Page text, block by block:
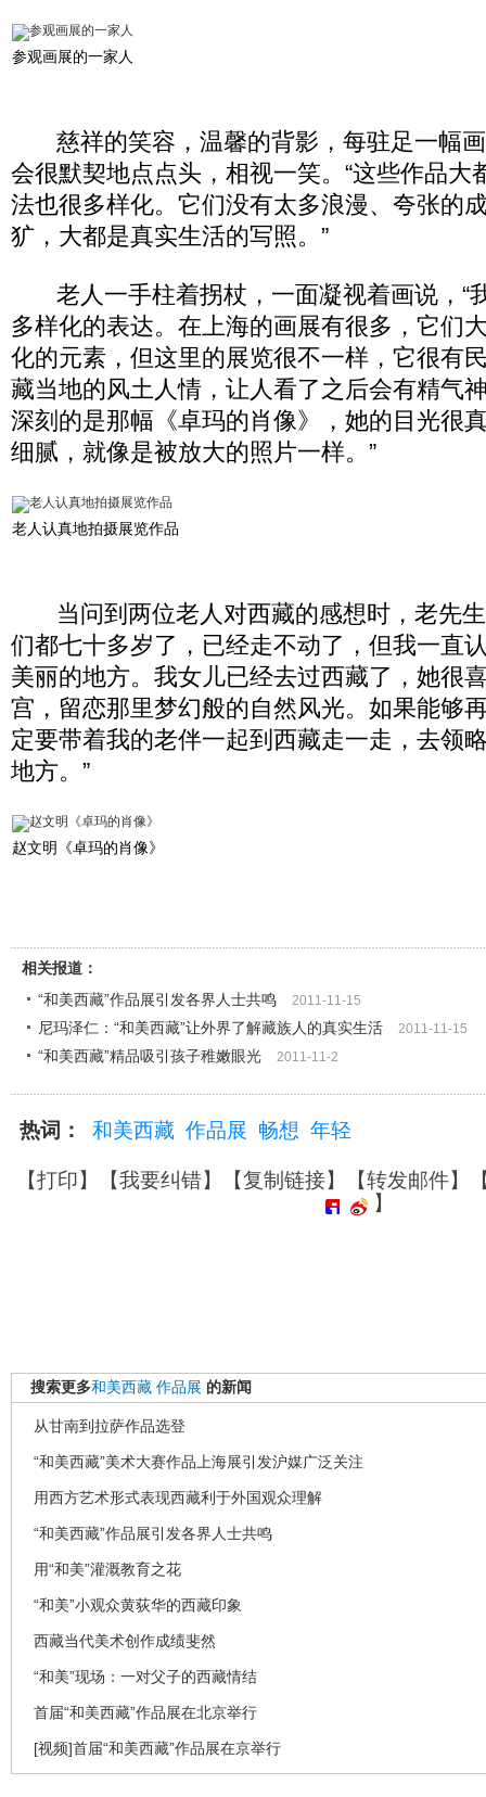
参观画展的一家人
慈祥的笑容，温馨的背影，每驻足一幅画
会很默契地点点头，相视一笑。“这些作品大
法也很多样化。它们没有太多浪漫、夸张的
犷，大都是真实生活的写照。”
老人一手柱着拐杖，一面凝视着画说，“
多样化的表达。在上海的画展有很多，它们
化的元素，但这里的展览很不一样，它很有
藏当地的风土人情，让人看了之后会有精气
深刻的是那幅《卓玛的肖像》，她的目光很
细腻，就像是被放大的照片一样。”
老人认真地拍摄展览作品
当问到两位老人对西藏的感想时，老先生
们都七十多岁了，已经走不动了，但我一直
美丽的地方。我女儿已经去过西藏了，她很
宫，留恋那里梦幻般的自然风光。如果能够
定要带着我的老伴一起到西藏走一走，去领
地方。”
赵文明《卓玛的肖像》
相关报道：
“和美西藏”作品展引发各界人士共鸣
2011-11-15
尼玛泽仁：“和美西藏”让外界了解藏族人的真实生活 2011-11-15
“和美西藏”精品吸引孩子稚嫩眼光 2011-11-2
热词： 和美西藏 作品展 畅想 年轻
【打印】【我要纠错】【复制链接】【转发邮件】
】
搜索更多和美西藏 作品展 的新闻
从甘南到拉萨作品选登
“和美西藏”美术大赛作品上海展引发沪媒广泛关注
用西方艺术形式表现西藏利于外国观众理解
“和美西藏”作品展引发各界人士共鸣
用“和美”灌溉教育之花
“和美”小观众黄荻华的西藏印象
西藏当代美术创作成绩斐然
“和美”现场：一对父子的西藏情结
首届“和美西藏”作品展在北京举行
[视频]首届“和美西藏”作品展在京举行